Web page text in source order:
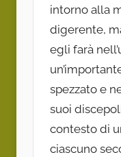
intorno alla
digerente,
egli farà
spezzato e
suoi
contesto di
ciascuno